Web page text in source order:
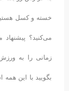
خسته و کسل هستید
می‌کنید؟ پیشنهاد
زمانی را به
بگویید با این